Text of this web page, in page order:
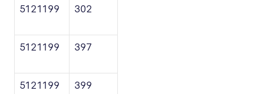
5121199 302
5121199 397
5121199 399